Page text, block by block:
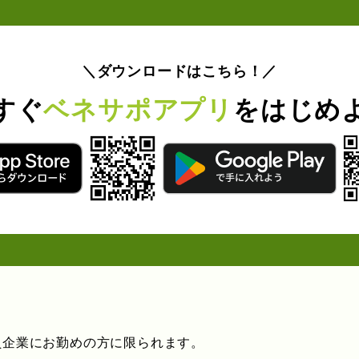
＼ダウンロードはこちら！／
ぐベネサポアプリ をはじめ
業にお勤めの方に限られます。